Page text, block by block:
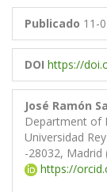
Publicado 11-
DOI https://
José Ramón
Department of
Universidad
-28032, Madrid
https://